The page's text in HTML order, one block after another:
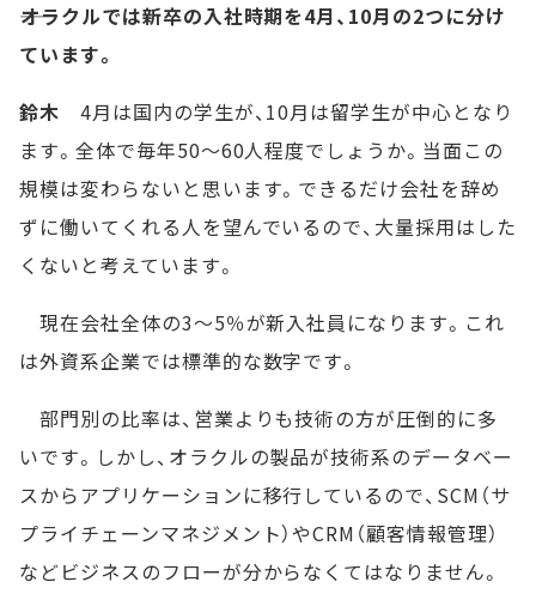
――オラクルでは新卒の入社時期を4月、10月の2つに分け
ています。
鈴木 4月は国内の学生が、10月は留学生が中心となり
ます。全体で毎年50～60人程度でしょうか。当面この
規模は変わらないと思います。できるだけ会社を辞め
ずに働いてくれる人を望んでいるので、大量採用はした
くないと考えています。
現在会社全体の3～5％が新入社員になります。これ
は外資系企業では標準的な数字です。
部門別の比率は、営業よりも技術の方が圧倒的に多
いです。しかし、オラクルの製品が技術系のデータベー
スからアプリケーションに移行しているので、SCM（サ
プライチェーンマネジメント）やCRM（顧客情報管理）
などビジネスのフローが分からなくてはなりません。